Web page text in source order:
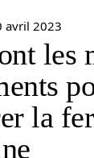
avril 2023
les
la